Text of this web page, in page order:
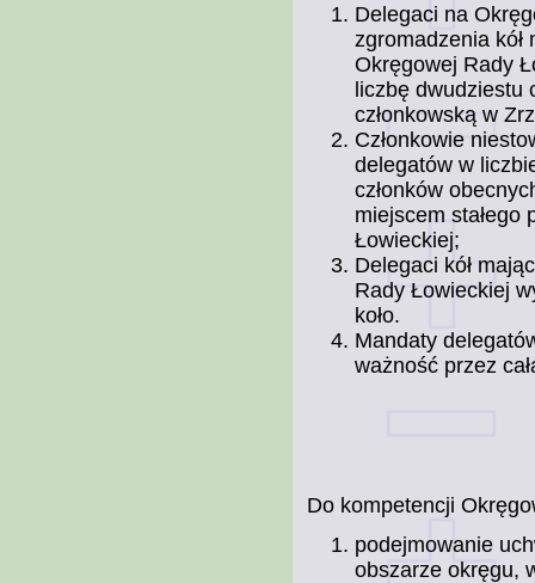
Delegaci na
zgromadzenia kół
Okręgowej Rady
liczbę dwudziestu
członkowską w
Członkowie
delegatów w
członków
miejscem stałego
Łowieckiej;
Delegaci kół
Rady Łowieckiej
koło.
Mandaty
ważność przez
Do kompetencji
podejmowanie
obszarze okręgu,